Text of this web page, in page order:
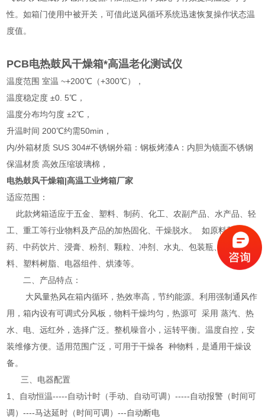
性。如箱门使用中被开关，可借此送风循环系统迅速恢复操作状态温
度值。
PCB电热鼓风干燥箱*高温老化测试仪
温度范围 室温 ~+200℃（+300℃），
温度稳定度 ±0. 5℃，
温度分布均匀度 ±2℃，
升温时间 200℃约需50min，
内/外箱材质 SUS 304#不锈钢外箱：钢板烤漆A：内胆为镜面不锈钢
保温材质 高效压缩玻璃棉，
电热鼓风干燥箱|高温工业烤箱厂家
适应范围：
此款烤箱适应于五金、塑料、制药、化工、农副产品、水产品、轻
工、重工等行业物料及产品的加热固化、干燥脱水。 如原料药、生
药、中药饮片、浸膏、粉剂、颗粒、冲剂、水丸、包装瓶、颜料染
料、塑料树脂、电器组件、烘漆等。
二、产品特点：
大风量热风在箱内循环，热效率高，节约能源。利用强制通风作
用，箱内设有可调式分风板，物料干燥均匀，热源可 采用 蒸汽、热
水、电、远红外，选择广泛。整机噪音小，运转平衡。温度自控，安
装维修方便。适用范围广泛，可用于干燥各 种物料，是通用干燥设
备。
三、电器配置
1、自动恒温-----自动计时（手动、自动可调）-----自动报警（时间可
调）----马达延时（时间可调）---自动断电